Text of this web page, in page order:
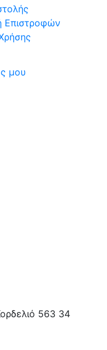
Επιστροφών
μου
563 34